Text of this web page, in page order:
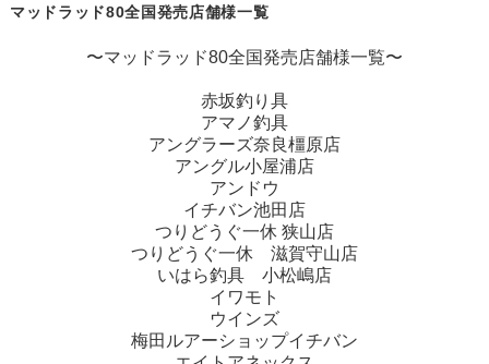
マッドラッド80全国発売店舗様一覧
〜マッドラッド80全国発売店舗様一覧〜
赤坂釣り具
アマノ釣具
アングラーズ奈良橿原店
アングル小屋浦店
アンドウ
イチバン池田店
つりどうぐ一休 狭山店
つりどうぐ一休 滋賀守山店
いはら釣具 小松嶋店
イワモト
ウインズ
梅田ルアーショップイチバン